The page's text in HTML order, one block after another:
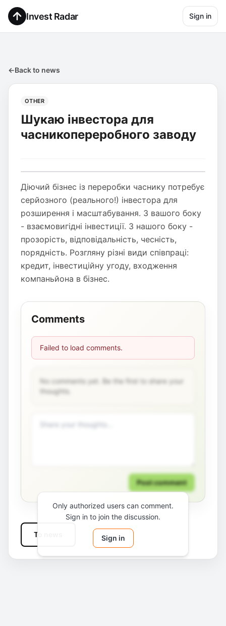
Invest Radar Sign in
←Back to news
OTHER
Шукаю інвестора для
часникопереробного заводу
Діючий бізнес із переробки часнику потребує
серйозного (реального!) інвестора для
розширення і масштабування. З вашого боку
- взаємовигідні інвестиції. З нашого боку -
прозорість, відповідальність, чесність,
порядність. Розгляну різні види співпраці:
кредит, інвестиційну угоду, входження
компаньйона в бізнес.
Comments
Failed to load comments.
No comments yet. Be the first to share your
thoughts.
Post comment
Only authorized users can comment.
Sign in to join the discussion.
Sign in
To news